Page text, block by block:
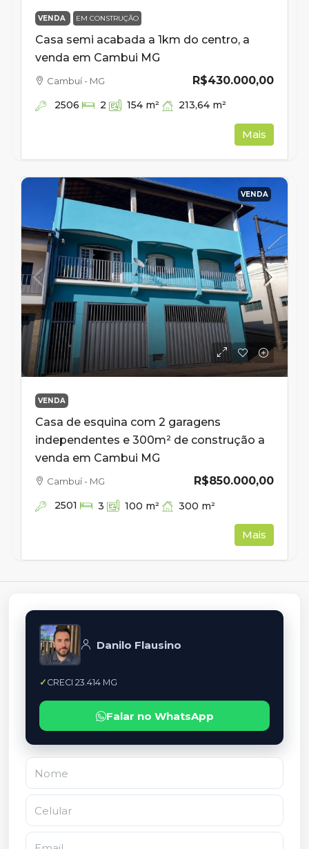
VENDA EM CONSTRUÇÃO
Casa semi acabada a 1km do centro, a
venda em Cambui MG
R$430.000,00
Cambuí - MG
2506 2 154 m² 213,64 m²
Mais
VENDA
VENDA
Casa de esquina com 2 garagens
independentes e 300m² de construção a
venda em Cambui MG
R$850.000,00
Cambuí - MG
2501 3 100 m² 300 m²
Mais
Danilo Flausino
CRECI 23.414 MG
Falar no WhatsApp